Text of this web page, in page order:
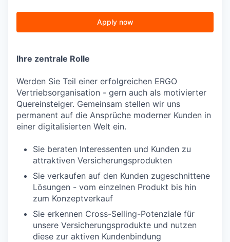
Apply now
Ihre zentrale Rolle
Werden Sie Teil einer erfolgreichen ERGO
Vertriebsorganisation - gern auch als motivierter
Quereinsteiger. Gemeinsam stellen wir uns
permanent auf die Ansprüche moderner Kunden in
einer digitalisierten Welt ein.
Sie beraten Interessenten und Kunden zu
attraktiven Versicherungsprodukten
Sie verkaufen auf den Kunden zugeschnittene
Lösungen - vom einzelnen Produkt bis hin
zum Konzeptverkauf
Sie erkennen Cross-Selling-Potenziale für
unsere Versicherungsprodukte und nutzen
diese zur aktiven Kundenbindung